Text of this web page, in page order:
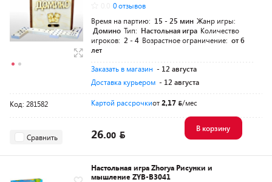
0 отзывов
Время на партию: 15 - 25 мин Жанр игры:
Домино Тип: Настольная игра Количество
игроков: 2 - 4 Возрастное ограничение: от 6
лет
Заказать в магазин - 12 августа
Доставка курьером - 12 августа
Код: 281582 Картой рассрочкиот2,17 /мес
Сравнить 26.00
В корзину
Настольная игра Zhorya Рисунки и
мышление ZYB-B3041